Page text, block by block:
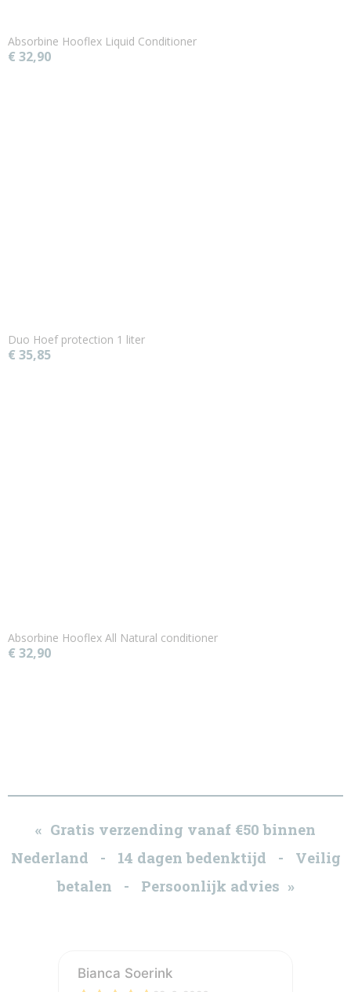
Absorbine Hooflex Liquid Conditioner
€ 32,90
Duo Hoef protection 1 liter
€ 35,85
Absorbine Hooflex All Natural conditioner
€ 32,90
« Gratis verzending vanaf €50 binnen
Nederland - 14 dagen bedenktijd - Veilig
betalen - Persoonlijk advies »